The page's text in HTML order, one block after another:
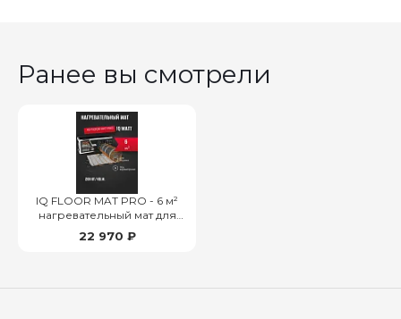
Ранее вы смотрели
IQ FLOOR MAT PRO - 6 м²
нагревательный мат для
теплого пола
22 970 ₽